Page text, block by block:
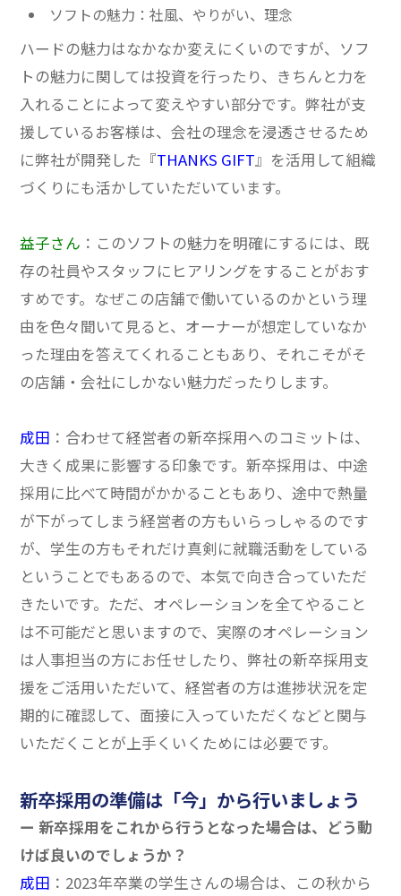
ソフトの魅力：社風、やりがい、理念
ハードの魅力はなかなか変えにくいのですが、ソフ
トの魅力に関しては投資を行ったり、きちんと力を
入れることによって変えやすい部分です。 弊社が支
援しているお客様は、会社の理念を浸透させるため
に弊社が開発した『THANKS GIFT』を活用して組織
づくりにも活かしていただいています。
益子さん ：このソフトの魅力を明確にするには、既
存の社員やスタッフにヒアリングをすることがおす
すめです。 なぜこの店舗で働いているのかという理
由を色々聞いて見ると、オーナーが想定していなか
った理由を答えてくれることもあり、それこそがそ
の店舗・会社にしかない魅力だったりします。
成田 ：合わせて経営者の新卒採用へのコミットは、
大きく成果に影響する印象です。新卒採用は、中途
採用に比べて時間がかかることもあり、途中で熱量
が下がってしまう経営者の方もいらっしゃるのです
が、学生の方もそれだけ真剣に就職活動をしている
ということでもあるので、本気で向き合っていただ
きたいです。 ただ、オペレーションを全てやること
は不可能だと思いますので、実際のオペレーション
は人事担当の方にお任せしたり、弊社の新卒採用支
援をご活用いただいて、経営者の方は進捗状況を定
期的に確認して、面接に入っていただくなどと関与
いただくことが上手くいくためには必要です。
新卒採用の準備は「今」から行いましょう
ー 新卒採用をこれから行うとなった場合は、どう動
けば良いのでしょうか？
成田 ：2023年卒業の学生さんの場合は、この秋から